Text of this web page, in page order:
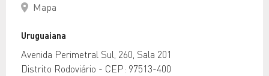
Mapa
Uruguaiana
Avenida Perimetral Sul, 260, Sala 201
Distrito Rodoviário - CEP: 97513-400